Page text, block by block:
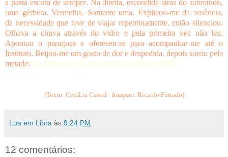
a pasta escura de sempre. Na direita, escondida atrás do sobretudo,
uma gérbera. Vermelha. Somente uma. Explicou-me da ausência,
da necessidade que teve de viajar repentinamente, então silenciou.
Olhava a chuva através do vidro e pela primeira vez não leu.
Apontou o paraguas e ofereceu-se para acompanhar-me até o
Instituto. Beijou-me um gosto de dor e despedida, depois sorriu pela
metade: “tu juventud no merece esta melancolia.”
(Texto: CeciLia Cassal - Imagem: Ricardo Furtado)
Lua em Libra às 9:24 PM
12 comentários: